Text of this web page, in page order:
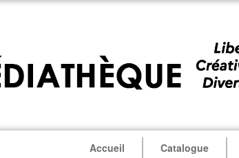
Accueil Catalogue